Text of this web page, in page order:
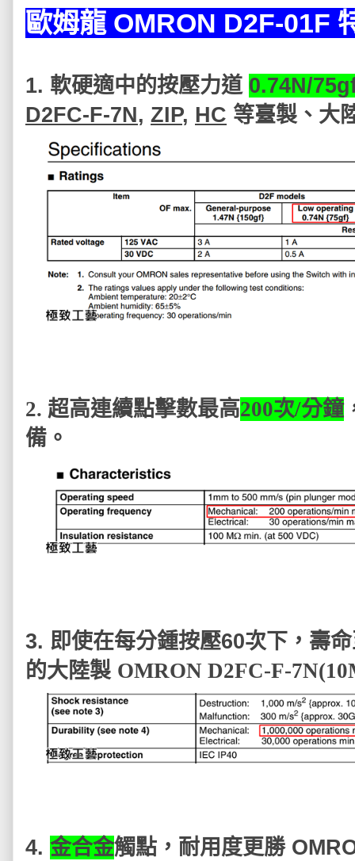
歐姆龍 OMRON D2F-01F
1. 軟硬適中的按壓力道 0.74N/
D2FC-F-7N, ZIP, HC 等臺製、大
2. 超高連續點擊數最高200次/分鐘
備 。
3. 即使在每分鍾按壓60次下，壽
的大陸製 OMRON D2FC-F-
4. 金合金觸點，耐用度更勝